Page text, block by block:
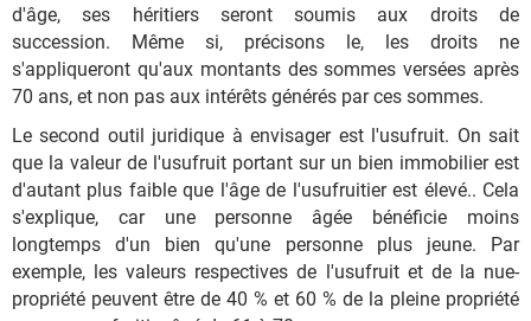
d'âge, ses héritiers seront soumis aux droits de
succession. Même si, précisons le, les droits ne
s'appliqueront qu'aux montants des sommes versées après
70 ans, et non pas aux intérêts générés par ces sommes.
Le second outil juridique à envisager est l'usufruit. On sait
que la valeur de l'usufruit portant sur un bien immobilier est
d'autant plus faible que l'âge de l'usufruitier est élevé.. Cela
s'explique, car une personne âgée bénéficie moins
longtemps d'un bien qu'une personne plus jeune. Par
exemple, les valeurs respectives de l'usufruit et de la nue-
propriété peuvent être de 40 % et 60 % de la pleine propriété